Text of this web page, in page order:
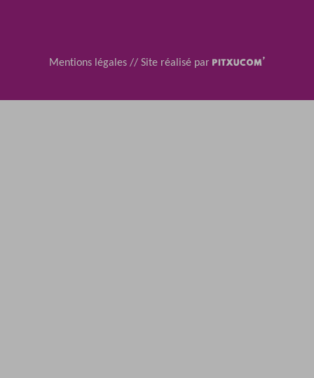
Mentions légales //Site réalisé par